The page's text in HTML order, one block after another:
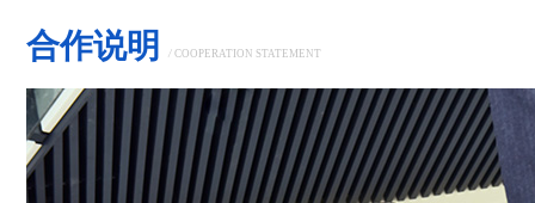
合作说明 / COOPERATION STATEMENT